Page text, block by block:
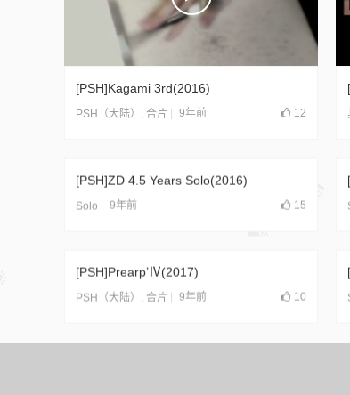
[PSH]Kagami 3rd(2016)
PSH（大陆） , 合片 9年前 12
[PSH]ZD 4.5 Years Solo(2016)
Solo 9年前 15
[PSH]Prearp’Ⅳ(2017)
PSH（大陆） 合片 9年前 10